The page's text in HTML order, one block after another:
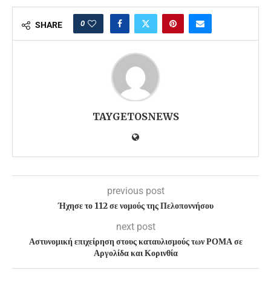
SHARE 0
TAYGETOSNEWS
previous post
Ήχησε το 112 σε νομούς της Πελοποννήσου
next post
Αστυνομική επιχείρηση στους καταυλισμούς των ΡΟΜΑ σε
Αργολίδα και Κορινθία